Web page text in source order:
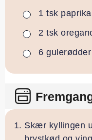
▢
1 tsk paprika
▢
2 tsk
▢
6 gulerødder
Skær kyllingen